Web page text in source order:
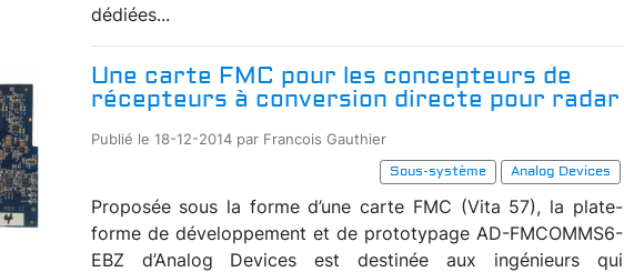
dédiées...
Une carte FMC pour les concepteurs de
récepteurs à conversion directe pour radar
Publié le 18-12-2014 par Francois Gauthier
Sous-système
Analog Devices
Proposée sous la forme d’une carte FMC (Vita 57), la plate-
forme de développement et de prototypage AD-FMCOMMS6-
EBZ d’Analog Devices est destinée aux ingénieurs qui